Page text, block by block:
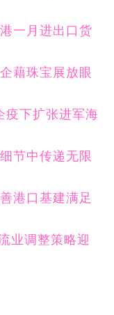
一月进出口货
藉珠宝展放眼
下扩张进军海
节中传递无限
港口基建满足
业调整策略迎